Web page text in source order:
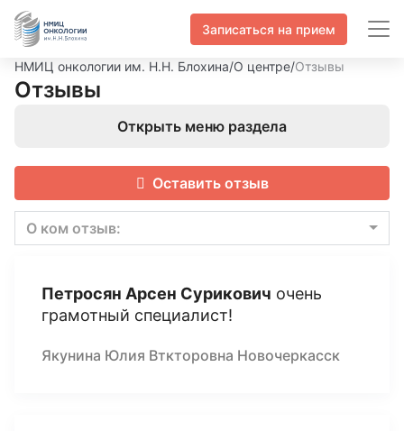
Записаться на прием
НМИЦ онкологии им. Н.Н. Блохина/О центре/Отзывы
Отзывы
Открыть меню раздела
Оставить отзыв
О ком отзыв:
Петросян Арсен Сурикович очень
грамотный специалист!
Якунина Юлия Вткторовна Новочеркасск